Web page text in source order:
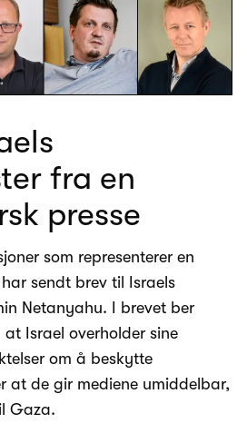
fra en
presse
som representerer en
sendt brev til Israels
Netanyahu. I brevet ber
Israel overholder sine
om å beskytte
at de gir mediene umiddelbar,
Gaza.